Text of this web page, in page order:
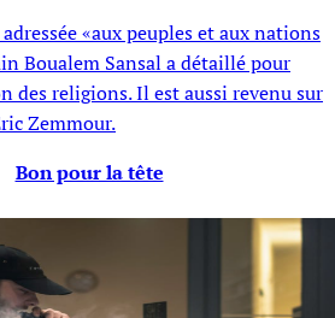
«aux peuples et aux nations
Boualem Sansal a détaillé pour
des religions. Il est aussi revenu sur
Zemmour.
Bon pour la tête